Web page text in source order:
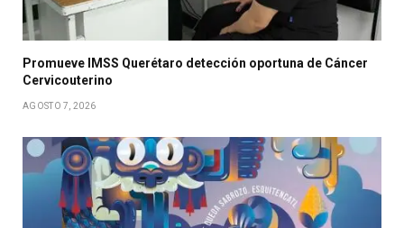
Promueve IMSS Querétaro detección oportuna de Cáncer
Cervicouterino
AGOSTO 7, 2026